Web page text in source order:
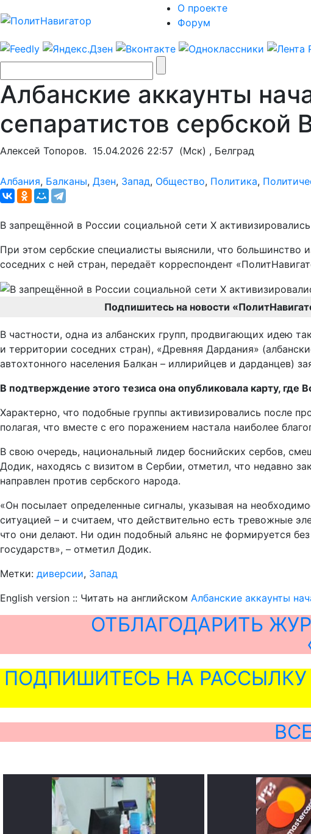
О проекте
Форум
Албанские аккаунты
сепаратистов сербской
Алексей Топоров. 15.04.2026 22:57 (Мск) , Белград
Албания, Балканы, Дзен, Запад, Общество, Политика,
В запрещённой в России социальной сети X
При этом сербские специалисты выяснили, что большинство
соседних с ней стран, передаёт корреспондент
Подпишитесь на новости
В частности, одна из албанских групп, продвигающих идею
и территории соседних стран), «Древняя Дардания»
автохтонного населения Балкан – иллирийцев и дарданцев)
В подтверждение этого тезиса она опубликовала карту, где
Характерно, что подобные группы активизировались после
полагая, что вместе с его поражением настала наиболее
В свою очередь, национальный лидер боснийских сербов,
Додик, находясь с визитом в Сербии, отметил, что недавно
направлен против сербского народа.
«Он посылает определенные сигналы, указывая на
ситуацией – и считаем, что действительно есть тревожные
что они делают. Ни один подобный альянс не формируется
государств», – отметил Додик.
Метки: диверсии, Запад
English version :: Читать на английском Албанские аккаунты
ОТБЛАГОДАРИТЬ
ПОДПИШИТЕСЬ НА